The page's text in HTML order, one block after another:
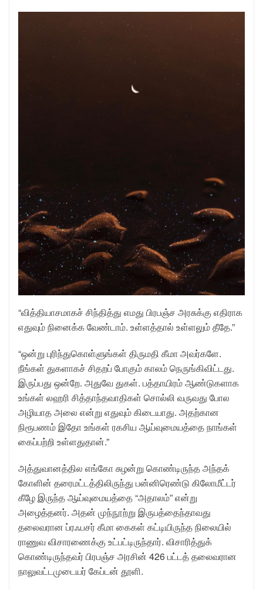
“வித்தியாசமாகச் சிந்தித்து எமது பிரபஞ்ச அரசுக்கு எதிராக
எதுவும் நினைக்க வேண்டாம். உள்ளத்தால் உள்ளலும் தீதே.”
“ஒன்று புரிந்துகொள்ளுங்கள் திருமதி கீமா அவர்களே.
நீங்கள் துகளாகச் சிதறப் போகும் காலம் நெருங்கிவிட்டது.
இருப்பது ஒன்றே. அதுவே துகள். பத்தாயிரம் ஆண்டுகளாக
உங்கள் லஹரி சித்தாந்தவாதிகள் சொல்லி வருவது போல
அழியாத அலை என்று எதுவும் கிடையாது. அதற்கான
நிரூபணம் இதோ உங்கள் ரகசிய ஆய்வுமையத்தை நாங்கள்
கைப்பற்றி உள்ளதுதான்.”
அத்துவானத்தில எங்கோ சுழன்று கொண்டிருந்த அந்தக்
கோளின் தரைமட்டத்திலிருந்து பன்னிரெண்டு கிலோமீட்டர்
கீழே இருந்த ஆய்வுமையத்தை “அதாலம்” என்று
அழைத்தனர். அதன் முந்நூற்று இருபத்தைந்தாவது
தலைவரான ப்ரஃபசர் கீமா கைகள் கட்டியிருந்த நிலையில்
ராணுவ விசாரணைக்கு உட்பட்டிருந்தார். விசாரித்துக்
கொண்டிருந்தவர் பிரபஞ்ச அரசின் 426 பட்டத் தலைவரான
நாலுவட்டமுடையர் கேப்டன் தூளி.